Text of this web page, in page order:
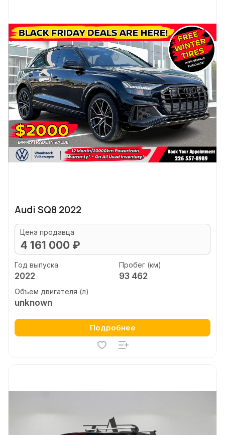
Audi SQ8 2022
Цена продавца
4 161 000 ₽
Год выпуска
2022
Пробег (км)
93 462
Объем двигателя (л)
unknown
Подробнее